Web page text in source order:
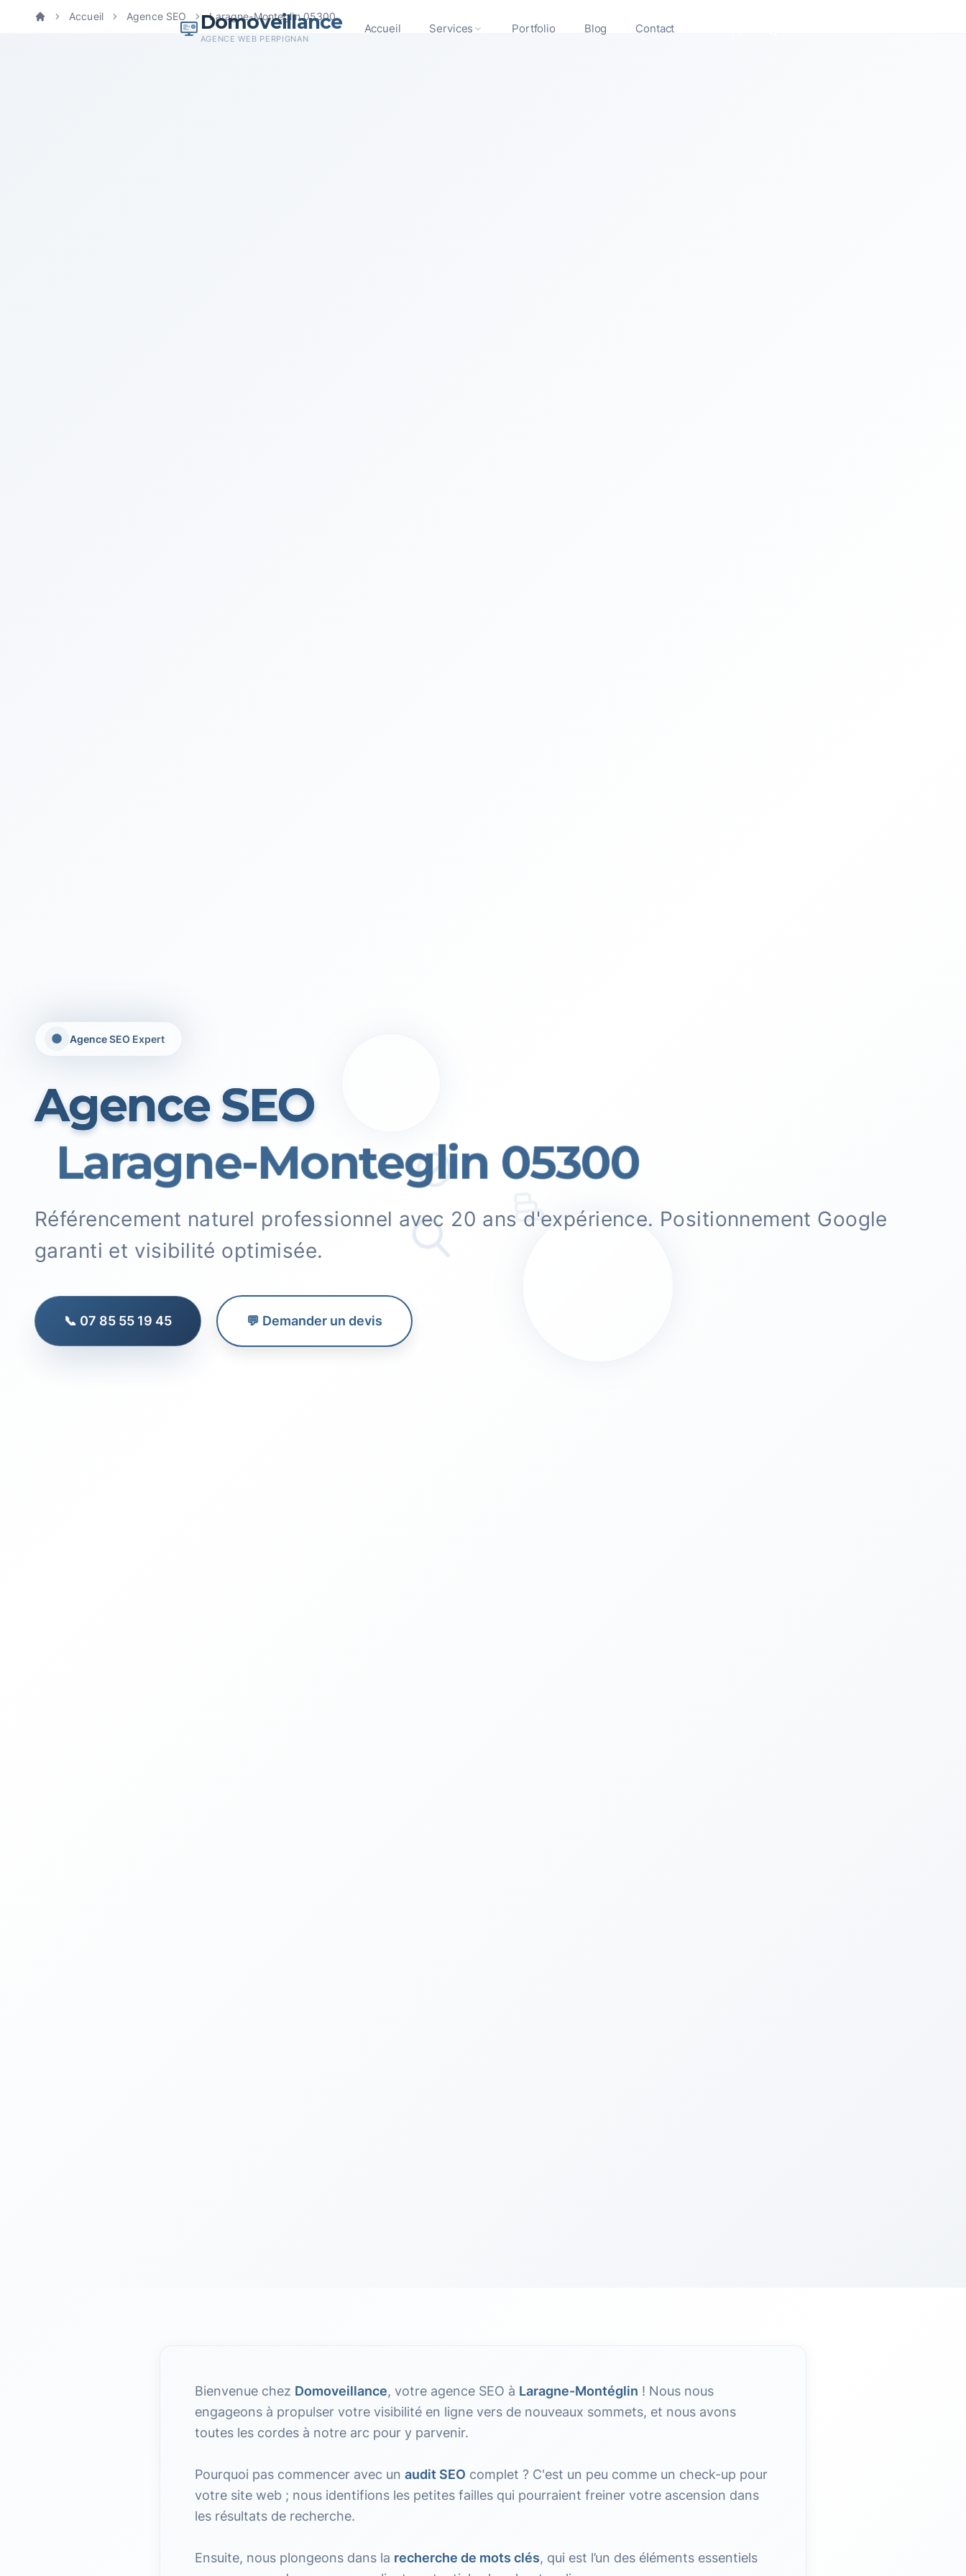
Domoveillance
AGENCE WEB PERPIGNAN
Accueil Services Portfolio Blog Contact
Accueil Agence SEO Laragne-Monteglin 05300
Agence SEO Expert
Agence SEO
Laragne-Monteglin 05300
Référencement naturel professionnel avec 20 ans d'expérience. Positionnement Google
garanti et visibilité optimisée.
📞 07 85 55 19 45 💬 Demander un devis
Bienvenue chez Domoveillance, votre agence SEO à Laragne-Montéglin ! Nous nous
engageons à propulser votre visibilité en ligne vers de nouveaux sommets, et nous avons
toutes les cordes à notre arc pour y parvenir.
Pourquoi pas commencer avec un audit SEO complet ? C'est un peu comme un check-up pour
votre site web ; nous identifions les petites failles qui pourraient freiner votre ascension dans
les résultats de recherche.
Ensuite, nous plongeons dans la recherche de mots clés, qui est l’un des éléments essentiels